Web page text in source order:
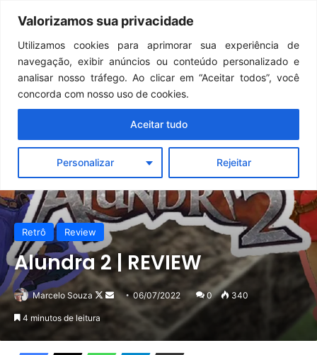
Valorizamos sua privacidade
Utilizamos cookies para aprimorar sua experiência de
navegação, exibir anúncios ou conteúdo personalizado e
analisar nosso tráfego. Ao clicar em “Aceitar todos”, você
concorda com nosso uso de cookies.
Personalizar Rejeitar
Aceitar tudo
Menu
Retrô Review
Alundra 2 | REVIEW
Marcelo Souza
Follow
Mande06/07/2022 0 340
4 minutos de leitura